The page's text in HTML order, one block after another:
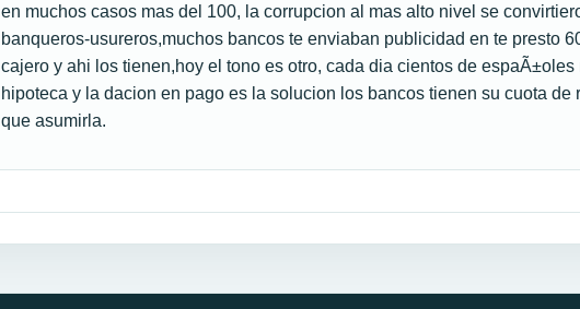
en muchos casos mas del 100, la corrupcion al mas alto nivel se
banqueros-usureros,muchos bancos te enviaban publicidad en te presto
cajero y ahi los tienen,hoy el tono es otro, cada dia cientos de
hipoteca y la dacion en pago es la solucion los bancos tienen su cuota de
que asumirla.